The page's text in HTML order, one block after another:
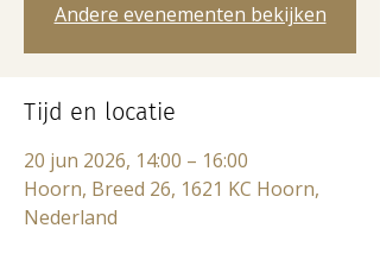
Andere evenementen bekijken
Tijd en locatie
20 jun 2026, 14:00 – 16:00
Hoorn, Breed 26, 1621 KC Hoorn,
Nederland